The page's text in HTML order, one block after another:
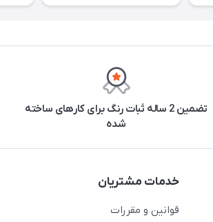
تضمین 2 ساله ثبات رنگ برای کارهای ساخته
شده
خدمات مشتریان
قوانین و مقررات